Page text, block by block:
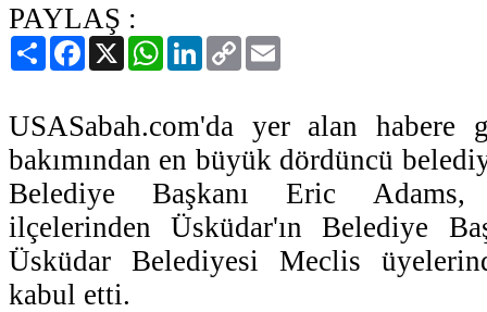
PAYLAŞ :
PaylaşFacebook
X WhatsAppLinkedIn
Copy
Link
USASabah.com'da yer alan habere
bakımından en büyük dördüncü
Belediye Başkanı Eric
ilçelerinden Üsküdar'ın Belediye
Üsküdar Belediyesi Meclis
kabul etti.